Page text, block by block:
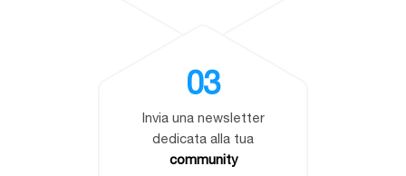
03
Invia una newsletter
dedicata alla tua
community